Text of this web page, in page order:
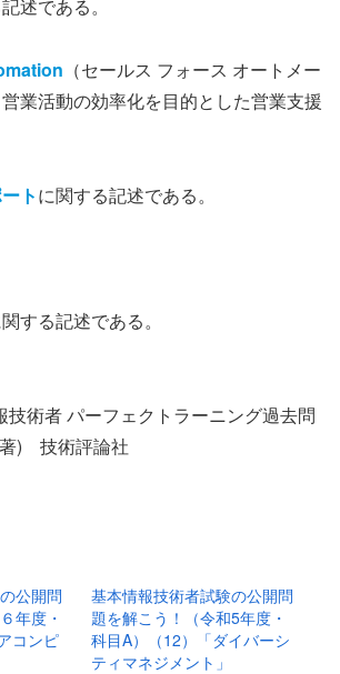
述である。
（セールス フォース オートメー
業活動の効率化を目的とした営業支援
トに関する記述である。
する記述である。
技術者 パーフェクトラーニング過去問
) 技術評論社
公開問
年度・
コンピ
基本情報技術者試験の公開問
題を解こう！（令和5年度・
科目A）（12）「ダイバーシ
ティマネジメント」